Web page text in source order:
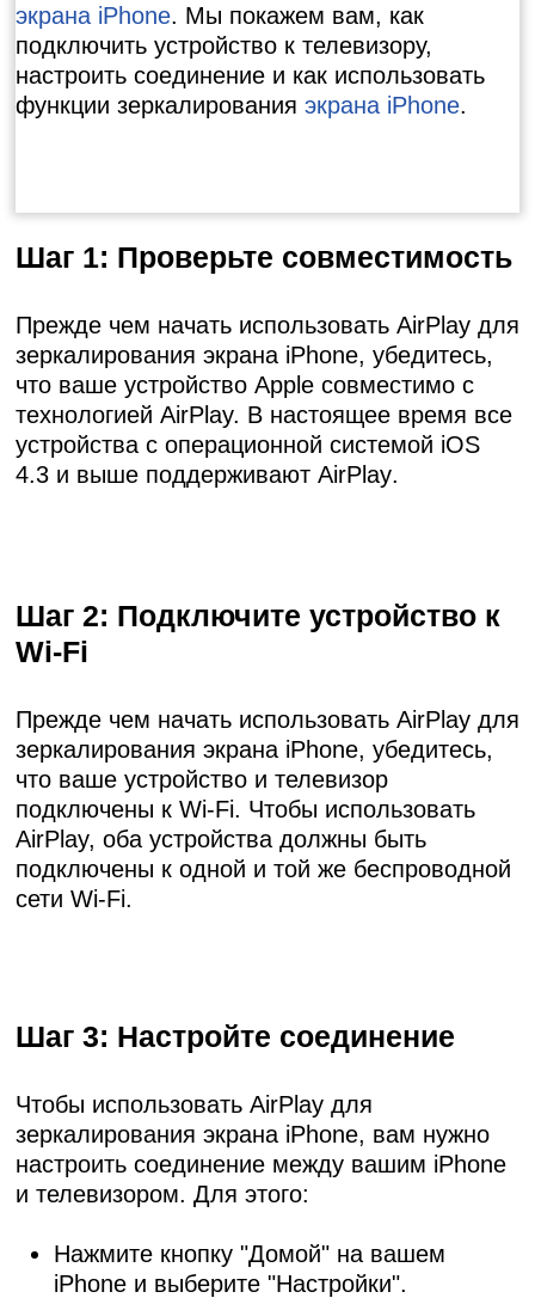
экрана iPhone. Мы покажем вам, как
подключить устройство к телевизору,
настроить соединение и как использовать
функции зеркалирования экрана iPhone.
Шаг 1: Проверьте совместимость
Прежде чем начать использовать AirPlay для
зеркалирования экрана iPhone, убедитесь,
что ваше устройство Apple совместимо с
технологией AirPlay. В настоящее время все
устройства с операционной системой iOS
4.3 и выше поддерживают AirPlay.
Шаг 2: Подключите устройство к
Wi-Fi
Прежде чем начать использовать AirPlay для
зеркалирования экрана iPhone, убедитесь,
что ваше устройство и телевизор
подключены к Wi-Fi. Чтобы использовать
AirPlay, оба устройства должны быть
подключены к одной и той же беспроводной
сети Wi-Fi.
Шаг 3: Настройте соединение
Чтобы использовать AirPlay для
зеркалирования экрана iPhone, вам нужно
настроить соединение между вашим iPhone
и телевизором. Для этого:
Нажмите кнопку "Домой" на вашем
iPhone и выберите "Настройки".